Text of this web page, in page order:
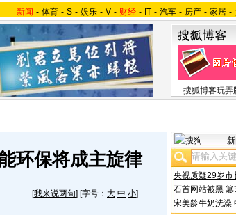
新闻 - 体育 - S - 娱乐 - V - 财经 - IT - 汽车 - 房产 - 家居 -
搜狐博客玩弄
环保将成主旋律
[我来说两句] [字号： 大 中 小]
央视质疑29岁市
石首网站被黑 篡
宋美龄牛奶洗澡